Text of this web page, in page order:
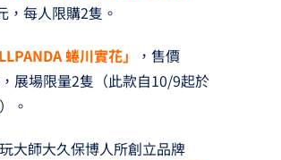
，每人限購2隻。
蜷川實花」
，售價
展場限量2隻（此款自10/9起於
。
大師大久保博人所創立品牌